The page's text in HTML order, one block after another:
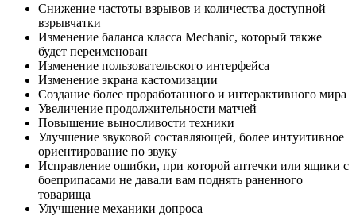
Снижение частоты взрывов и количества доступной
взрывчатки
Изменение баланса класса Mechanic, который также
будет переименован
Изменение пользовательского интерфейса
Изменение экрана кастомизации
Создание более проработанного и интерактивного мира
Увеличение продолжительности матчей
Повышение выносливости техники
Улучшение звуковой составляющей, более интуитивное
ориентирование по звуку
Исправление ошибки, при которой аптечки или ящики с
боеприпасами не давали вам поднять раненного
товарища
Улучшение механики допроса